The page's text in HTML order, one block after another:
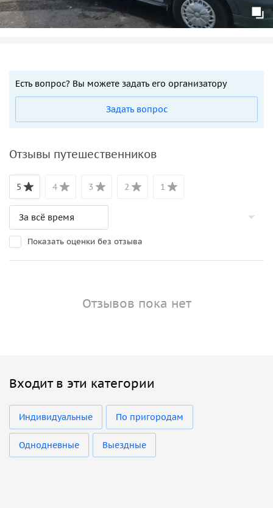
Есть вопрос? Вы можете задать его организатору
Задать вопрос
Отзывы путешественников
5 4 3 2 1
Показать оценки без отзыва
Отзывов пока нет
Входит в эти категории
Индивидуальные По пригородам
Однодневные Выездные